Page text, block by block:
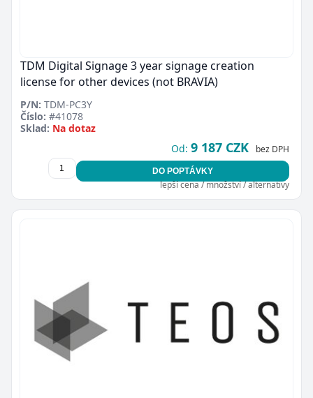
TDM Digital Signage 3 year signage creation
license for other devices (not BRAVIA)
P/N: TDM-PC3Y
Číslo: #41078
Sklad: Na dotaz
Od: 9 187 CZK bez DPH
DO POPTÁVKY
lepší cena / množství / alternativy